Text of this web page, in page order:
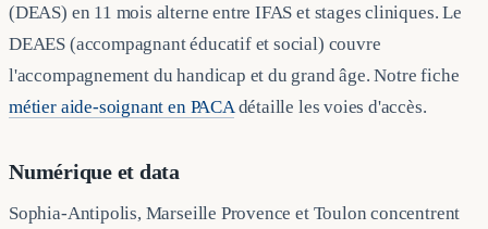
(DEAS) en 11 mois alterne entre IFAS et stages cliniques. Le
DEAES (accompagnant éducatif et social) couvre
l'accompagnement du handicap et du grand âge. Notre fiche
métier aide-soignant en PACAdétaille les voies d'accès.
Numérique et data
Sophia-Antipolis, Marseille Provence et Toulon concentrent